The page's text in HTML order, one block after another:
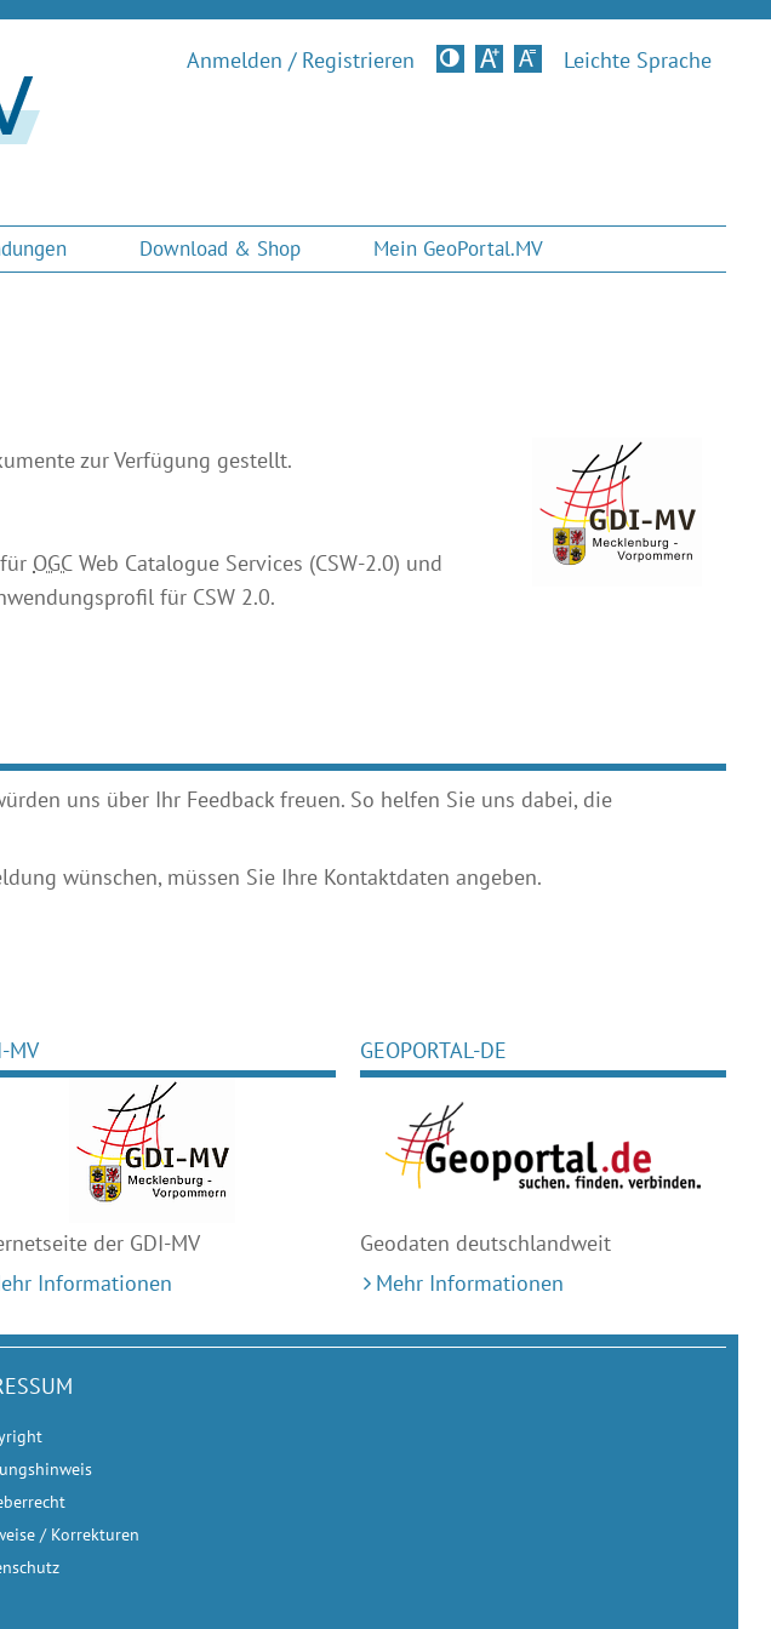
Anmelden / Registrieren KontrastversionLeichte Sprache
Download & Shop Mein GeoPortal.MV
zur Verfügung gestellt.
OGC Web Catalogue Services (CSW-2.0) und
für CSW 2.0.
uns über Ihr Feedback freuen. So helfen Sie uns dabei, die
wünschen, müssen Sie Ihre Kontaktdaten angeben.
MV
der GDI-MV
Informationen
GEOPORTAL-DE
Geodaten deutschlandweit
Mehr Informationen
/ Korrekturen